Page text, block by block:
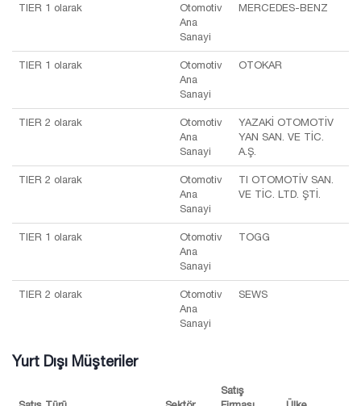
TIER 1 olarak
Otomotiv
Ana
Sanayi
MERCEDES-BENZ
TIER 1 olarak
Otomotiv
Ana
Sanayi
OTOKAR
TIER 2 olarak
Otomotiv
Ana
Sanayi
YAZAKİ OTOMOTİV
YAN SAN. VE TİC.
A.Ş.
TIER 2 olarak
Otomotiv
Ana
Sanayi
TI OTOMOTİV SAN.
VE TİC. LTD. ŞTİ.
TIER 1 olarak
Otomotiv
Ana
Sanayi
TOGG
TIER 2 olarak
Otomotiv
Ana
Sanayi
SEWS
Yurt Dışı Müşteriler
Satış